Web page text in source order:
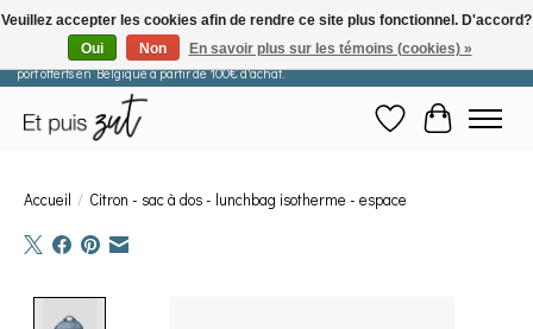
Les commandes passées après le 29 juillet seront expédiées à partir du 11 août. Frais de
port offerts en Belgique à partir de 100€ d'achat.
Liste de souhaits
Panier
Accueil / Citron - sac à dos - lunchbag isotherme - espace
Veuillez accepter les cookies afin de rendre ce site plus fonctionnel. D'accord?
Oui
Non En savoir plus sur les témoins (cookies) »